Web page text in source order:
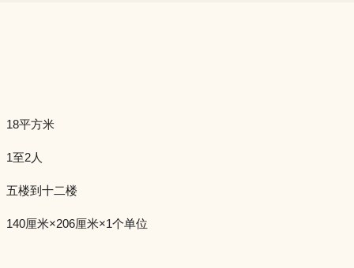
18平方米
1至2人
五楼到十二楼
140厘米×206厘米×1个单位